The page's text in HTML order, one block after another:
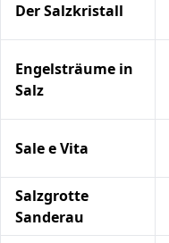
Der Salzkristall
Engelsträume in
Salz
Sale e Vita
Salzgrotte
Sanderau